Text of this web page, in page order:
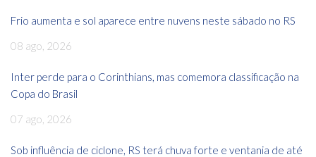
Frio aumenta e sol aparece entre nuvens neste sábado no RS
08 ago, 2026
Inter perde para o Corinthians, mas comemora classificação na
Copa do Brasil
07 ago, 2026
Sob influência de ciclone, RS terá chuva forte e ventania de até